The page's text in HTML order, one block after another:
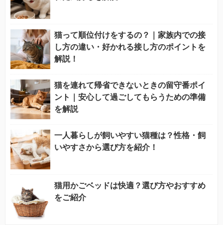
猫って順位付けをするの？｜家族内での接
し方の違い・好かれる接し方のポイントを
解説！
猫を連れて帰省できないときの留守番ポイ
ント｜安心して過ごしてもらうための準備
を解説
一人暮らしが飼いやすい猫種は？性格・飼
いやすさから選び方を紹介！
猫用かごベッドは快適？選び方やおすすめ
をご紹介